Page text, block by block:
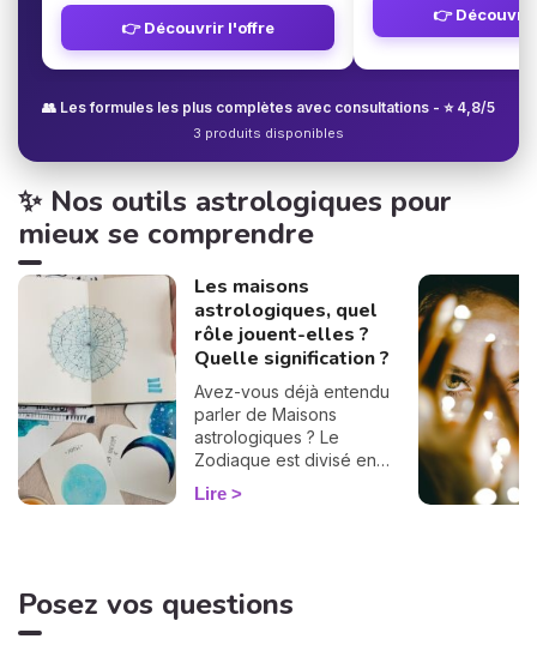
👉 Découvrir l'offre
👉
👥 Les formules les plus complètes avec consultations - ⭐ 4,8/5
3 produits disponibles
✨ Nos outils astrologiques pour
mieux se comprendre
Les maisons
astrologiques, quel
rôle jouent-elles ?
Quelle signification ?
Avez-vous déjà entendu
parler de Maisons
astrologiques ? Le
Zodiaque est divisé en
douze Maisons et chacune
correspond à une sphère
naissance, elles jouent un
rôle très important pour
Lire
Posez vos questions